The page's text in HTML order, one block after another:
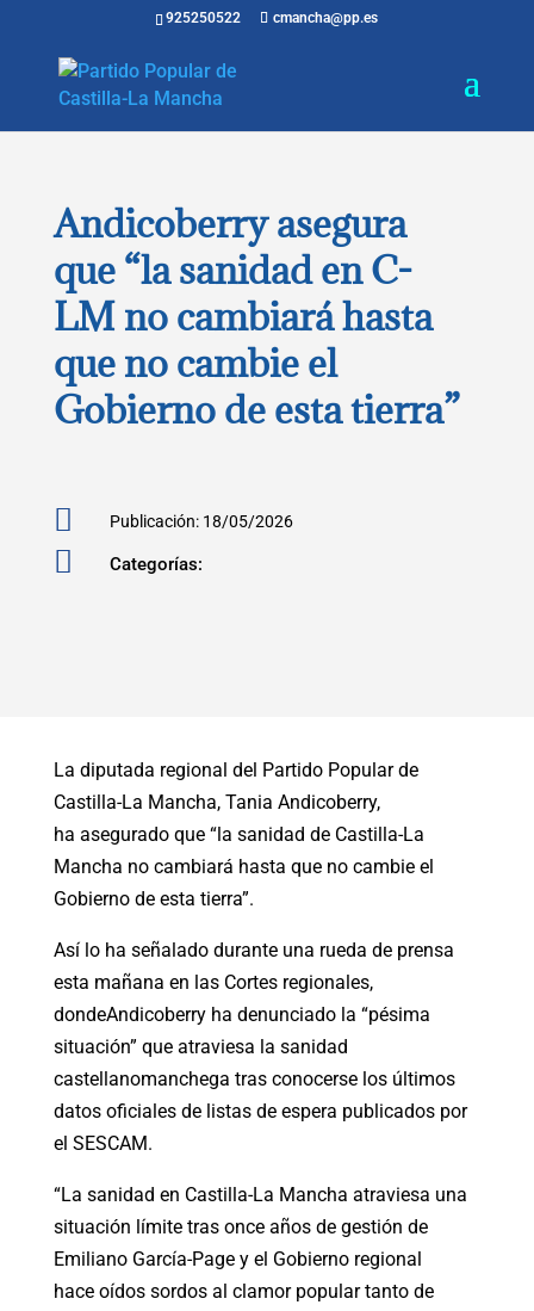
925250522 cmancha@pp.es
Andicoberry asegura
que “la sanidad en C-
LM no cambiará hasta
que no cambie el
Gobierno de esta tierra”
 Publicación: 18/05/2026
 Categorías:
La diputada regional del Partido Popular de
Castilla-La Mancha, Tania Andicoberry,
ha asegurado que “la sanidad de Castilla-La
Mancha no cambiará hasta que no cambie el
Gobierno de esta tierra”.
Así lo ha señalado durante una rueda de prensa
esta mañana en las Cortes regionales,
dondeAndicoberry ha denunciado la “pésima
situación” que atraviesa la sanidad
castellanomanchega tras conocerse los últimos
datos oficiales de listas de espera publicados por
el SESCAM.
“La sanidad en Castilla-La Mancha atraviesa una
situación límite tras once años de gestión de
Emiliano García-Page y el Gobierno regional
hace oídos sordos al clamor popular tanto de